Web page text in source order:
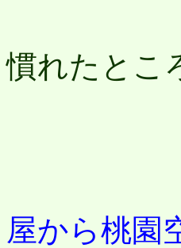
慣れたとこ
屋から桃園